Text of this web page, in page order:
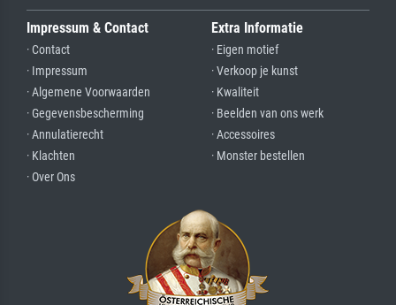
Impressum & Contact
· Contact
· Impressum
· Algemene Voorwaarden
· Gegevensbescherming
· Annulatierecht
· Klachten
· Over Ons
Extra Informatie
· Eigen motief
· Verkoop je kunst
· Kwaliteit
· Beelden van ons werk
· Accessoires
· Monster bestellen